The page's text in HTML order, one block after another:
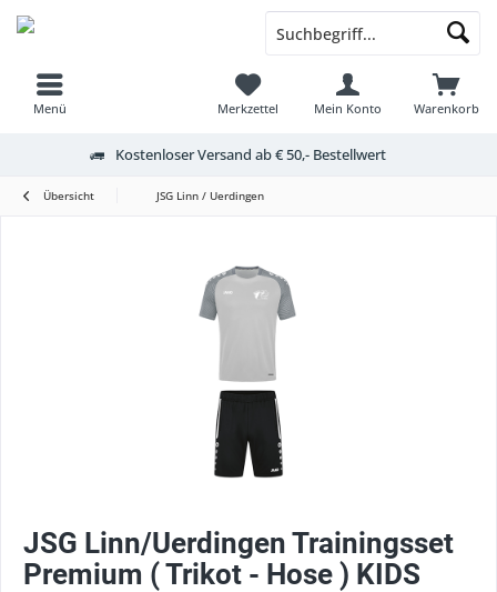
Menü Warenkorb
Merkzettel Mein Konto
Kostenloser Versand ab € 50,- Bestellwert
Übersicht JSG Linn / Uerdingen
JSG Linn/Uerdingen Trainingsset
Premium ( Trikot - Hose ) KIDS